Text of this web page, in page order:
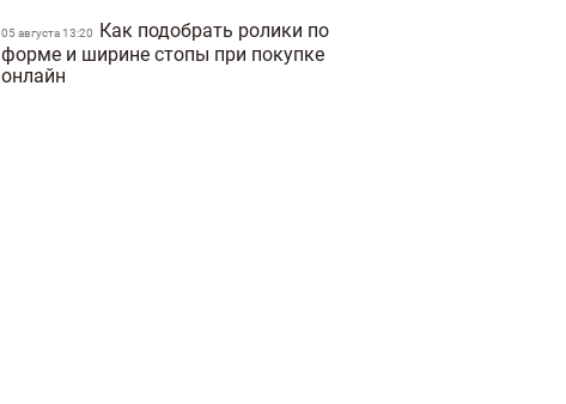
21 апреля 16:19 "Не спасайте меня,
помогите папе" — прокуратура
05 августа 13:20
Как подобрать ролики по
форме и ширине стопы при покупке
онлайн